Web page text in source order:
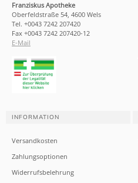
Franziskus Apotheke
Oberfeldstraße 54, 4600 Wels
Tel. +0043 7242 207420
Fax +0043 7242 207420-12
E-Mail
INFORMATION
Versandkosten
Zahlungsoptionen
Widerrufsbelehrung